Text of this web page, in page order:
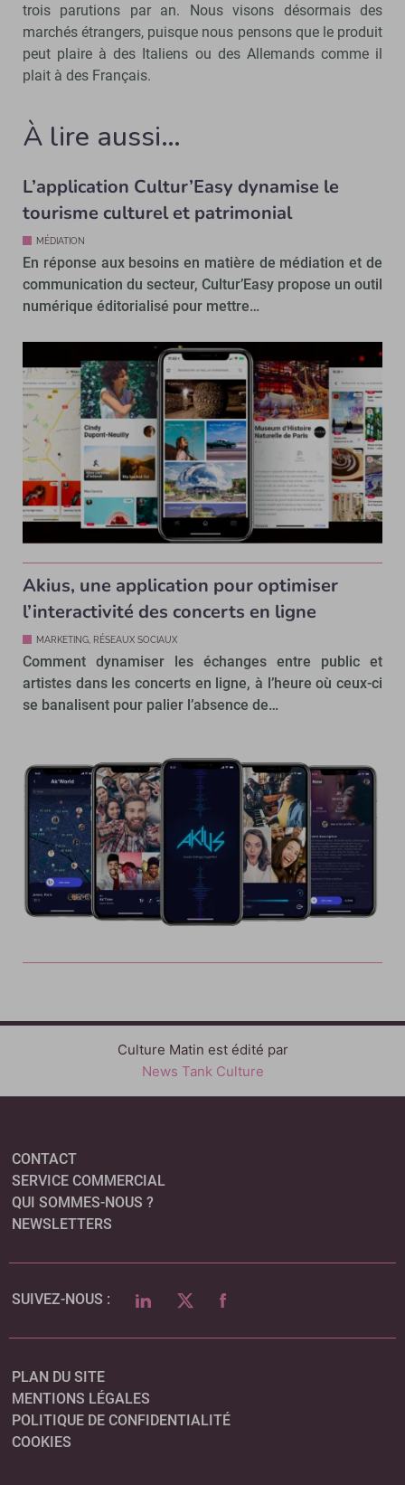
trois parutions par an. Nous visons désormais des
marchés étrangers, puisque nous pensons que le produit
peut plaire à des Italiens ou des Allemands comme il
plait à des Français.
À lire aussi…
L’application Cultur’Easy dynamise le
tourisme culturel et patrimonial
MÉDIATION
En réponse aux besoins en matière de médiation et de
communication du secteur, Cultur’Easy propose un outil
numérique éditorialisé pour mettre…
Akius, une application pour optimiser
l’interactivité des concerts en ligne
MARKETING, RÉSEAUX SOCIAUX
Comment dynamiser les échanges entre public et
artistes dans les concerts en ligne, à l’heure où ceux-ci
se banalisent pour palier l’absence de…
Culture Matin est édité par
News Tank Culture
CONTACT
SERVICE COMMERCIAL
QUI SOMMES-NOUS ?
NEWSLETTERS
SUIVEZ-NOUS : LINKEDINTWITTERFACEBOOK
PLAN DU SITE
MENTIONS LÉGALES
POLITIQUE DE CONFIDENTIALITÉ
COOKIES